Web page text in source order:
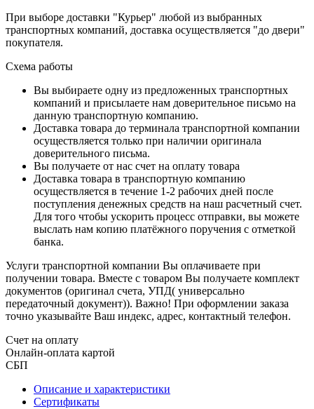
При выборе доставки "Курьер" любой из выбранных
транспортных компаний, доставка осуществляется "до двери"
покупателя.
Схема работы
Вы выбираете одну из предложенных транспортных
компаний и присылаете нам доверительное письмо на
данную транспортную компанию.
Доставка товара до терминала транспортной компании
осуществляется только при наличии оригинала
доверительного письма.
Вы получаете от нас счет на оплату товара
Доставка товара в транспортную компанию
осуществляется в течение 1-2 рабочих дней после
поступления денежных средств на наш расчетный счет.
Для того чтобы ускорить процесс отправки, вы можете
выслать нам копию платёжного поручения с отметкой
банка.
Услуги транспортной компании Вы оплачиваете при
получении товара. Вместе с товаром Вы получаете комплект
документов (оригинал счета, УПД( универсально
передаточный документ)). Важно! При оформлении заказа
точно указывайте Ваш индекс, адрес, контактный телефон.
Счет на оплату
Онлайн-оплата картой
СБП
Описание и характеристики
Сертификаты